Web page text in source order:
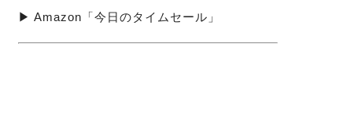
▶ Amazon「今日のタイムセール」